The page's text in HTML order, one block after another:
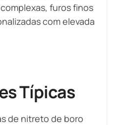
furos finos
com elevada
Típicas
de nitreto de boro